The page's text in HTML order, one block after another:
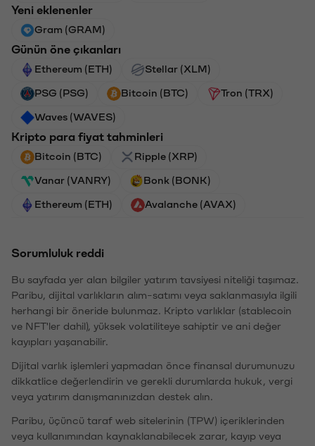
Yeni eklenenler
Gram (GRAM)
Günün öne çıkanları
Ethereum (ETH) Stellar (XLM)
PSG (PSG) Bitcoin (BTC) Tron (TRX)
Waves (WAVES)
Kripto para fiyat tahminleri
Bitcoin (BTC) Ripple (XRP)
Vanar (VANRY) Bonk (BONK)
Ethereum (ETH) Avalanche (AVAX)
Sorumluluk reddi
Bu sayfada yer alan bilgiler yatırım tavsiyesi niteliği taşımaz.
Paribu, dijital varlıkların alım-satımı veya saklanmasıyla ilgili
herhangi bir öneride bulunmaz. Kripto varlıklar (stablecoin
ve NFT'ler dahil), yüksek volatiliteye sahiptir ve ani değer
kayıpları yaşanabilir.
Dijital varlık işlemleri yapmadan önce finansal durumunuzu
dikkatlice değerlendirin ve gerekli durumlarda hukuk, vergi
veya yatırım danışmanınızdan destek alın.
Paribu, üçüncü taraf web sitelerinin (TPW) içeriklerinden
veya kullanımından kaynaklanabilecek zarar, kayıp veya